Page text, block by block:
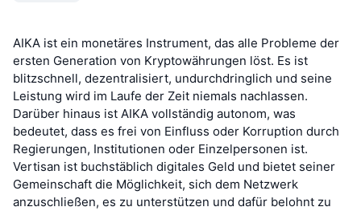
AIKA ist ein monetäres Instrument, das alle Probleme der
ersten Generation von Kryptowährungen löst. Es ist
blitzschnell, dezentralisiert, undurchdringlich und seine
Leistung wird im Laufe der Zeit niemals nachlassen.
Darüber hinaus ist AIKA vollständig autonom, was
bedeutet, dass es frei von Einfluss oder Korruption durch
Regierungen, Institutionen oder Einzelpersonen ist.
Vertisan ist buchstäblich digitales Geld und bietet seiner
Gemeinschaft die Möglichkeit, sich dem Netzwerk
anzuschließen, es zu unterstützen und dafür belohnt zu